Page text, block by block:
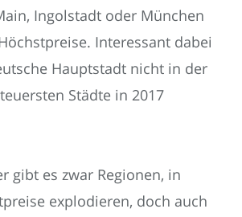
Ingolstadt oder München
Interessant dabei
Hauptstadt nicht in der
Städte in 2017
gibt es zwar Regionen, in
explodieren, doch auch